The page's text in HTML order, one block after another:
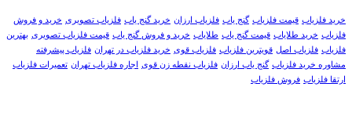
خرید فلزیاب قیمت فلزیاب گنج یاب فلزیاب ارزان خرید گنج یاب فلزیاب تصویری خرید و فروش
فلزیاب خرید طلایاب قیمت گنج یاب طلایاب خرید و فروش گنج یاب قیمت فلزیاب تصویری بهترین
فلزیاب فلزیاب اصل قویترین فلزیاب فلزیاب قوی خرید فلزیاب در تهران فلزیاب پیشرفته
مشاوره خرید فلزیاب گنج یاب ارزان فلزیاب نقطه زن قوی اجاره فلزیاب تهران تعمیرات فلزیاب
ارتقا فلزیاب فروش فلزیاب